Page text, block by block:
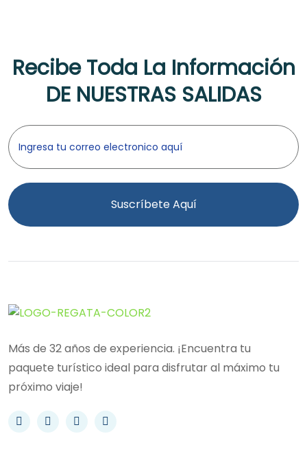
Recibe Toda La Información
DE NUESTRAS SALIDAS
Suscríbete Aquí
Más de 32 años de experiencia. ¡Encuentra tu
paquete turístico ideal para disfrutar al máximo tu
próximo viaje!